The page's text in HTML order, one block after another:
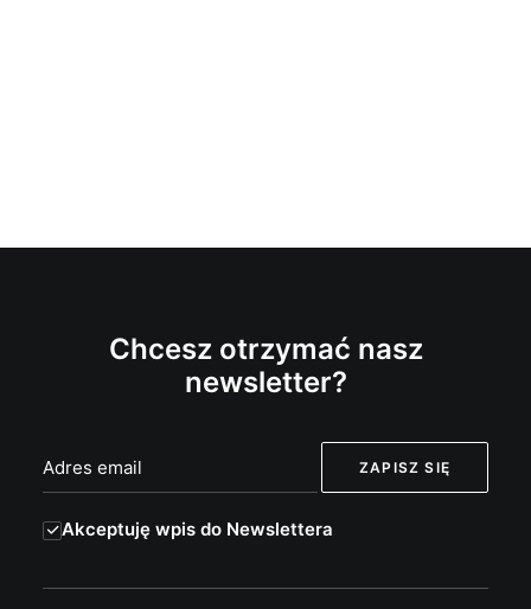
Chcesz otrzymać nasz
newsletter?
Akceptuję wpis do Newslettera